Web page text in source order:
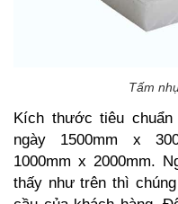
Tấm
Kích thước tiêu
ngày 1500mm x
1000mm x 2000mm.
thấy như trên thì